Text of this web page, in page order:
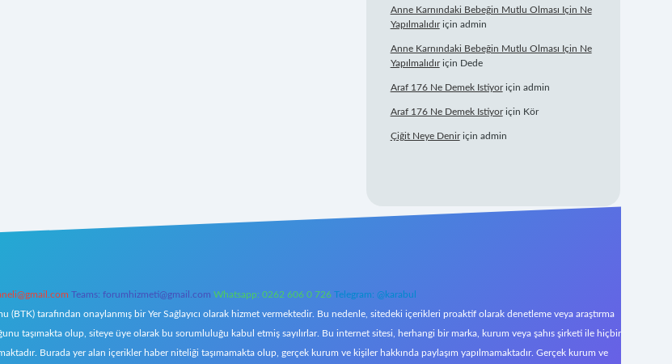
Anne Karnındaki Bebeğin Mutlu Olması Için Ne
Yapılmalıdıriçin admin
Anne Karnındaki Bebeğin Mutlu Olması Için Ne
Yapılmalıdıriçin Dede
Araf 176 Ne Demek Istiyoriçin admin
Araf 176 Ne Demek Istiyoriçin Kör
Çiğit Neye Deniriçin admin
Teams: forumhizmeti@gmail.com Whatsapp: 0262 606 0 726 Telegram: @karabul
tarafından onaylanmış bir Yer Sağlayıcı olarak hizmet vermektedir. Bu nedenle, sitedeki içerikleri proaktif olarak denetleme veya araştırma
taşımakta olup, siteye üye olarak bu sorumluluğu kabul etmiş sayılırlar. Bu internet sitesi, herhangi bir marka, kurum veya şahıs şirketi ile hiçbir
Burada yer alan içerikler haber niteliği taşımamakta olup, gerçek kurum ve kişiler hakkında paylaşım yapılmamaktadır. Gerçek kurum ve